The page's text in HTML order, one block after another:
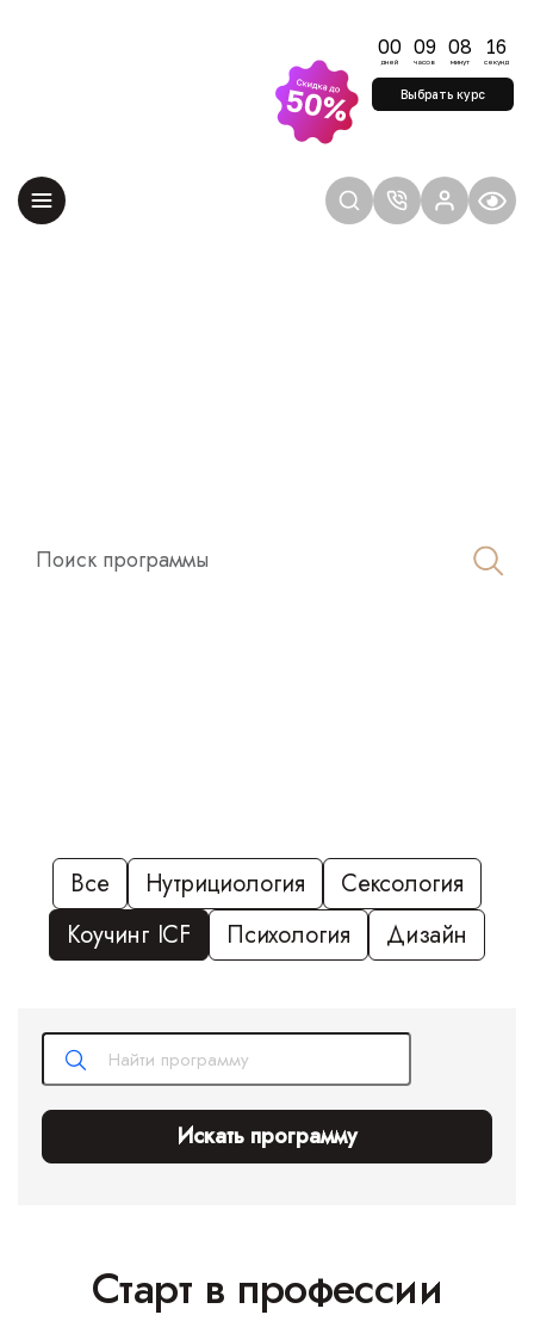
00
дней
09
часов
08
минут
15
секунд
Выбрать курс
Все Нутрициология
Сексология
Коучинг ICF
Психология Дизайн
Искать программу
Старт в профессии